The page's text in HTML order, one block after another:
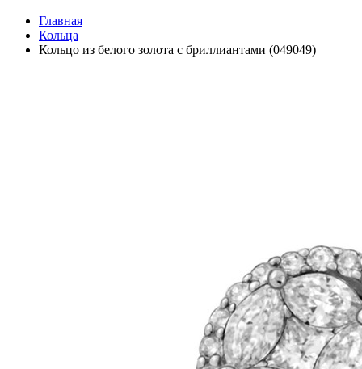
Главная
Кольца
Кольцо из белого золота с бриллиантами (049049)